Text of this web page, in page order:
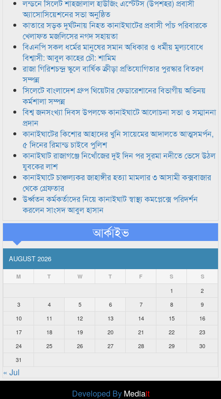
লন্ডনে সিলেট শাহজালাল হাউজিং এস্টেটস (উপশহর) প্রবাসী
অ্যাসোসিয়েশনের সভা অনুষ্ঠিত
কাতারে সড়ক দুর্ঘটনায় নিহত কানাইঘাটের প্রবাসী পাঁচ পরিবারকে
খেলাফত মজলিসের নগদ সহায়তা
বিএনপি সকল ধর্মের মানুষের সমান অধিকার ও ধর্মীয় মুল্যবোধে
বিশ্বাসী: আবুল কাহের চৌ: শামিম
রাজা গিরিশচন্দ্র স্কুলে বার্ষিক ক্রীড়া প্রতিযোগিতার পুরস্কার বিতরণ
সম্পন্ন
সিলেটে বাংলাদেশ গ্রুপ থিয়েটার ফেডারেশানের বিভাগীয় অভিনয়
কর্মশালা সম্পন্ন
বিশ্ব জনসংখ্যা দিবস উপলক্ষে কানাইঘাটে আলোচনা সভা ও সম্মাননা
প্রদান
কানাইঘাটের কিশোর আহাদের খুনি সায়েমের আদালতে আত্মসমর্পন,
৫ দিনের রিমান্ড চাইবে পুলিশ
কানাইঘাট রাজাগঞ্জে নিখোঁজের দুই দিন পর সুরমা নদীতে ভেসে উঠল
যুবকের লাশ
কানাইঘাটে চাঞ্চল্যকর জাহাঙ্গীর হত্যা মামলার ৩ আসামী কক্সবাজার
থেকে গ্রেফতার
উর্ধ্বতন কর্মকর্তাদের নিয়ে কানাইঘাট স্বাস্থ্য কমপ্লেক্সে পরিদর্শন
করলেন সাংসদ আবুল হাসান
আর্কাইভ
AUGUST 2026
M T W T F S S
1
2
3
4 5 6 7 8
9
10
11 12 13 14 15
16
17
18 19 20 21 22
23
24
25 26 27 28 29
30
31
« Jul
Developed By Mediait